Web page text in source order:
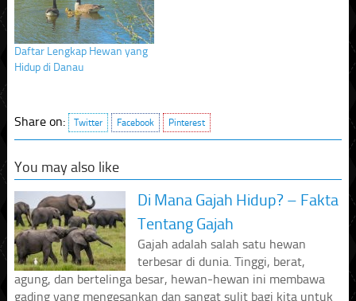
Daftar Lengkap Hewan yang
Hidup di Danau
Share on: Twitter Facebook Pinterest
You may also like
Di Mana Gajah Hidup? – Fakta
Tentang Gajah
Gajah adalah salah satu hewan
terbesar di dunia. Tinggi, berat,
agung, dan bertelinga besar, hewan-hewan ini membawa
gading yang mengesankan dan sangat sulit bagi kita untuk